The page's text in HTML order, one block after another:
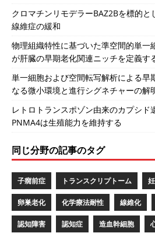
クロマチンリモデラーBAZ2Bを標的
線維症の緩和
物理組織特性に基づいた準空間的単一
が肝臓の早期老化関連ニッチを定義す
単一細胞および空間転写解析による早
なる微小環境と進行シグネチャーの解
レトロトランスポゾン由来のカプシド
PNMA4は生殖能力を維持する
同じ分野の記事のタグ
子癇前症 トランスクリプトーム
卵巣老化 化学療法耐性 線維化
認知障害 認知症 造血幹細胞